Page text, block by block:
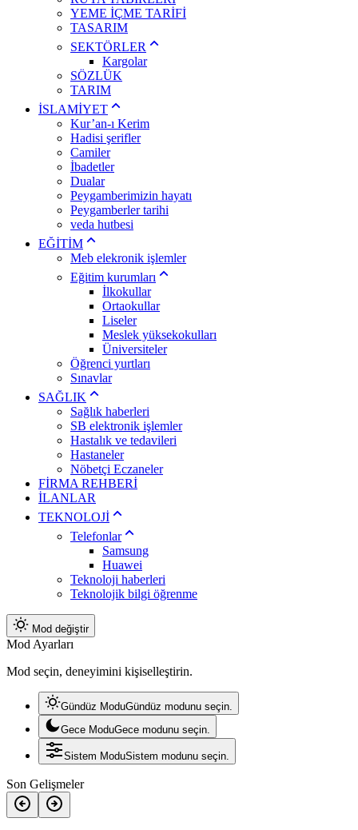
YEME İÇME TARİFİ
TASARIM
SEKTÖRLER
Kargolar
SÖZLÜK
TARIM
İSLAMİYET
Kur’an-ı Kerim
Hadisi şerifler
Camiler
İbadetler
Dualar
Peygamberimizin hayatı
Peygamberler tarihi
veda hutbesi
EĞİTİM
Meb elekronik işlemler
Eğitim kurumları
İlkokullar
Ortaokullar
Liseler
Meslek yüksekokulları
Üniversiteler
Öğrenci yurtları
Sınavlar
SAĞLIK
Sağlık haberleri
SB elektronik işlemler
Hastalık ve tedavileri
Hastaneler
Nöbetçi Eczaneler
FİRMA REHBERİ
İLANLAR
TEKNOLOJİ
Telefonlar
Samsung
Huawei
Teknoloji haberleri
Teknolojik bilgi öğrenme
Mod değiştir
Mod Ayarları
Mod seçin, deneyimini kişiselleştirin.
Gündüz ModuGündüz modunu seçin.
Gece ModuGece modunu seçin.
Sistem ModuSistem modunu seçin.
Son Gelişmeler